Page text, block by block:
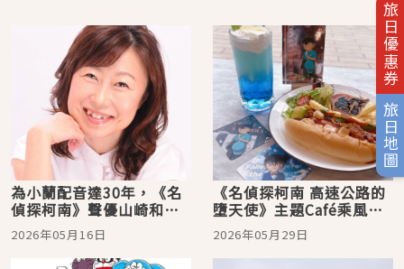
旅日優惠券
旅日地圖
為小蘭配音達30年，《名
偵探柯南》聲優山崎和佳
奈病逝，新一、園子配音
員發文悼念
2026年05月16日
《名偵探柯南 高速公路的
墮天使》主題Café乘風降
臨，5月29日起盛大登場！
北中南三地同步展開
2026年05月29日